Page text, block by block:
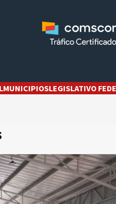
MUNICIPIOSLEGISLATIVO